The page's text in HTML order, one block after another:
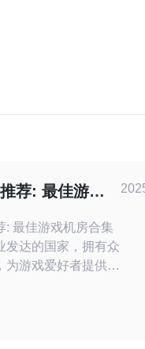
荐: 最佳游戏
: 最佳游戏机房合集
发达的国家，拥有众
为游戏爱好者提供了